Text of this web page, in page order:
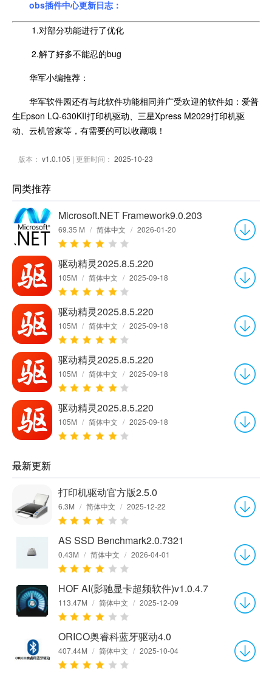
obs插件中心更新日志：
1.对部分功能进行了优化
2.解了好多不能忍的bug
华军小编推荐：
华军软件园还有与此软件功能相同并广受欢迎的软件如：爱普
生Epson LQ-630KII打印机驱动、三星Xpress M2029打印机驱
动、云机管家等，有需要的可以收藏哦！
版本： v1.0.105 | 更新时间： 2025-10-23
同类推荐
Microsoft.NET Framework9.0.203
69.35 M / 简体中文 / 2026-01-20
驱动精灵2025.8.5.220
105M / 简体中文 / 2025-09-18
驱动精灵2025.8.5.220
105M / 简体中文 / 2025-09-18
驱动精灵2025.8.5.220
105M / 简体中文 / 2025-09-18
驱动精灵2025.8.5.220
105M / 简体中文 / 2025-09-18
最新更新
打印机驱动官方版2.5.0
6.3M / 简体中文 / 2025-12-22
AS SSD Benchmark2.0.7321
0.43M / 简体中文 / 2026-04-01
HOF AI(影驰显卡超频软件)v1.0.4.7
113.47M / 简体中文 / 2025-12-09
ORICO奥睿科蓝牙驱动4.0
407.44M / 简体中文 / 2025-10-04